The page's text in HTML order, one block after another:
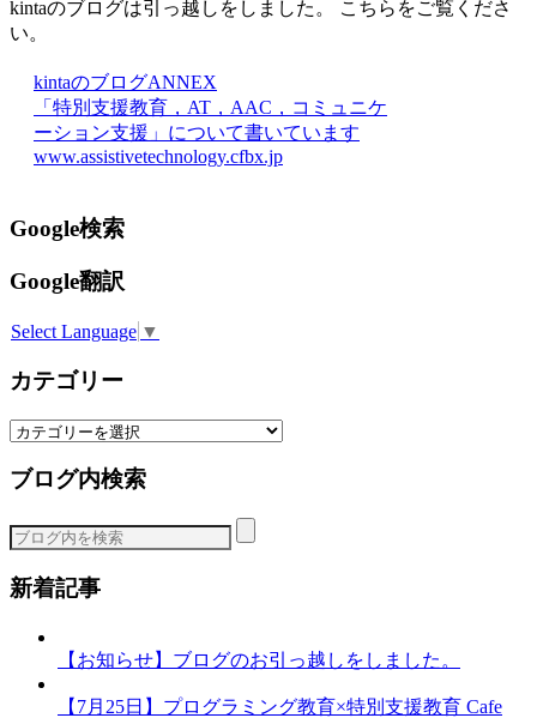
kintaのブログは引っ越しをしました。 こちらをご覧くださ
い。
kintaのブログANNEX
「特別支援教育，AT，AAC，コミュニケ
ーション支援」について書いています
www.assistivetechnology.cfbx.jp
Google検索
Google翻訳
Select Language ▼
カテゴリー
カ
ゴ
ー
ブログ内検索
新着記事
【お知らせ】ブログのお引っ越しをしました。
【7月25日】プログラミング教育×特別支援教育 Cafe